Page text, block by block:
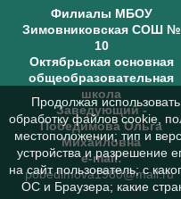
Филиалы МБОУ
Зимовниковская СОШ №
10
Октябрьская основная
общеобразовательная
школа
Заведующий-
Победимова Ольга
Михайловна
e-mail:
pobedimova1980@mail.ru
Продолжая
обработку файлов cookie,
местоположении; тип и
устройства и разрешение
на сайт пользователь; с
ОС и Браузера; какие